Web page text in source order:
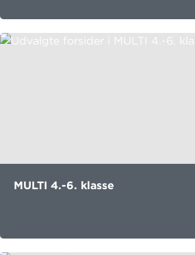
MULTI 4.-6. klasse